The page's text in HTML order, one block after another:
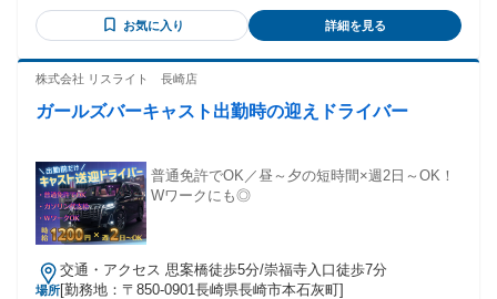
な 私にはピッタリのお仕事。 配送業務中心ですが、 お客様
に野菜のことを聞かれたら 積極的に答えるようにしていま
お気に入り 詳細を見る
株式会社 リスライト 長崎店
ガールズバーキャスト出勤時の迎えドライバー
普通免許でOK／昼～夕の短時間×週2日～OK！
Wワークにも◎
場所
交通・アクセス 思案橋徒歩5分/崇福寺入口徒歩7分
[勤務地：〒850-0901長崎県長崎市本石灰町]